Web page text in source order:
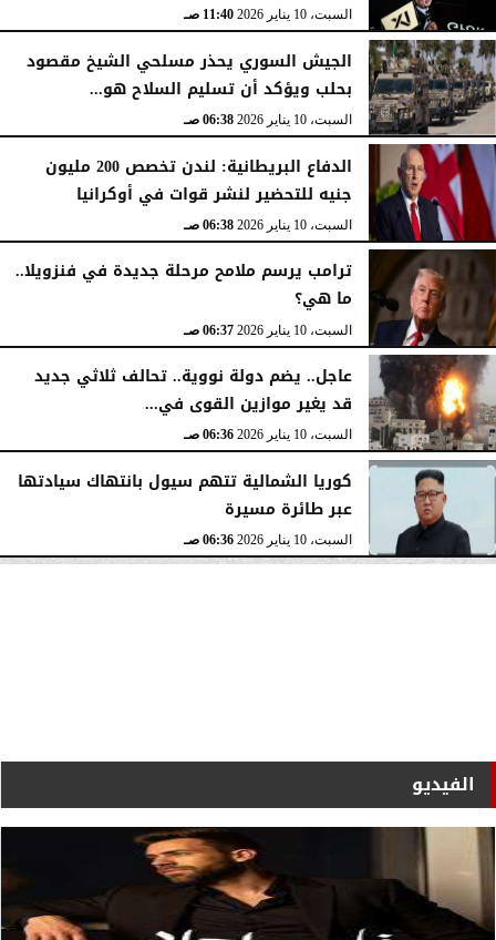
السبت، 10 يناير 2026 11:40 صـ
الجيش السوري يحذر مسلحي الشيخ مقصود
بحلب ويؤكد أن تسليم السلاح هو...
السبت، 10 يناير 2026 06:38 صـ
الدفاع البريطانية: لندن تخصص 200 مليون
جنيه للتحضير لنشر قوات في أوكرانيا
السبت، 10 يناير 2026 06:38 صـ
ترامب يرسم ملامح مرحلة جديدة في فنزويلا..
ما هي؟
السبت، 10 يناير 2026 06:37 صـ
عاجل.. يضم دولة نووية.. تحالف ثلاثي جديد
قد يغير موازين القوى في...
السبت، 10 يناير 2026 06:36 صـ
كوريا الشمالية تتهم سيول بانتهاك سيادتها
عبر طائرة مسيرة
السبت، 10 يناير 2026 06:36 صـ
الفيديو